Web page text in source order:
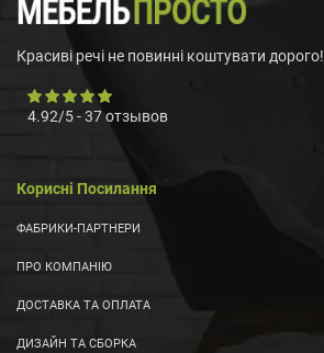
Красиві речі не повинні коштувати дорого!
4.92/5-37отзывов
Корисні Посилання
ФАБРИКИ-ПАРТНЕРИ
ПРО КОМПАНІЮ
ДОСТАВКА ТА ОПЛАТА
ДИЗАЙН ТА СБОРКА